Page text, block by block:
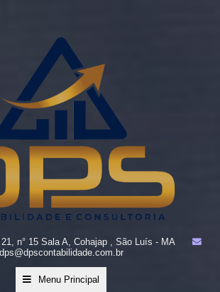
21, n° 15 Sala A, Cohajap , São Luís - MA
dps@dpscontabilidade.com.br
Menu Principal